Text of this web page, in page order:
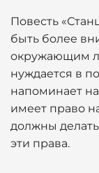
Повесть
быть более
окружающим
нуждается в
напоминает
имеет право
должны
эти права.